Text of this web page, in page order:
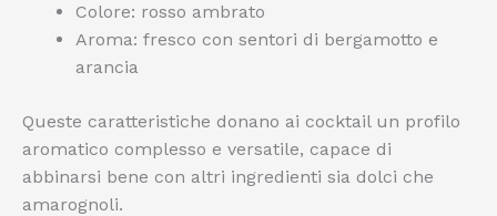
Colore: rosso ambrato
Aroma: fresco con sentori di bergamotto e
arancia
Queste caratteristiche donano ai cocktail un profilo
aromatico complesso e versatile, capace di
abbinarsi bene con altri ingredienti sia dolci che
amarognoli.